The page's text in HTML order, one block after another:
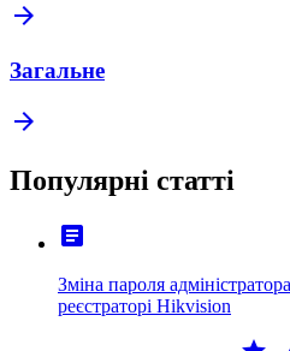
arrow_forward
Загальне
arrow_forward
Популярні статті
article
Зміна пароля
реєстраторі Hikvision